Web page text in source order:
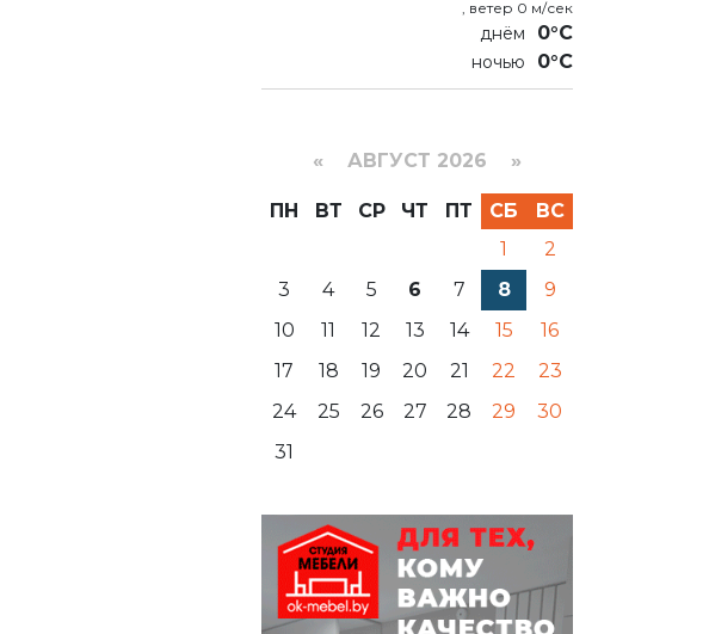
, ветер 0 м/сек
0°C
0°C
« АВГУСТ 2026 »
ПН ВТ СР ЧТ ПТ СБ
ВС
1
2
3
4 5 6 7 8
9
10
11 12 13 14 15
16
17
18 19 20 21 22
23
24
25 26 27 28 29
30
31